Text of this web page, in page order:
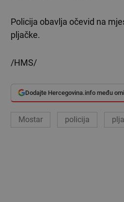
Policija obavlja očevid na
pljačke.
/HMS/
Dodajte Hercegovina.info među
Mostar policija